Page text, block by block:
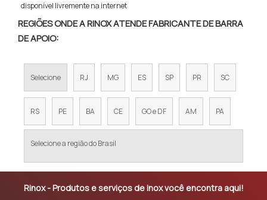
disponível livremente na internet
REGIÕES ONDE A RINOX ATENDE FABRICANTE DE BARRA
DE APOIO:
Selecione RJ MG ES SP PR SC
RS PE BA CE GO e DF AM PA
Selecione a região do Brasil
Rinox - Produtos e serviços de inox você encontra aqui!